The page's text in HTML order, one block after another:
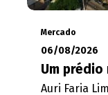
Mercado
06/08/2026
Um
Auri Faria